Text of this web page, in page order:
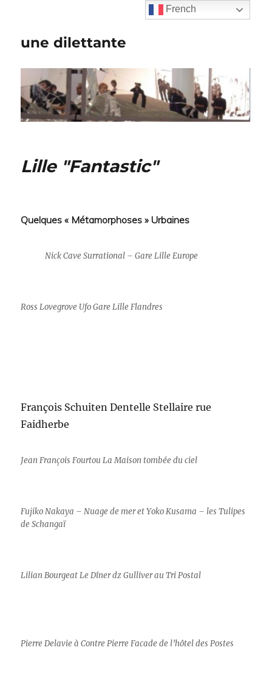
une dilettante
Lille "Fantastic"
Quelques « Métamorphoses » Urbaines
Nick Cave Surrational – Gare Lille Europe
Ross Lovegrove Ufo Gare Lille Flandres
François Schuiten Dentelle Stellaire rue
Faidherbe
Jean François Fourtou La Maison tombée du ciel
Fujiko Nakaya – Nuage de mer et Yoko Kusama – les Tulipes
de Schangaï
Lilian Bourgeat Le Dîner dz Gulliver au Tri Postal
Pierre Delavie à Contre Pierre Facade de l’hôtel des Postes
French